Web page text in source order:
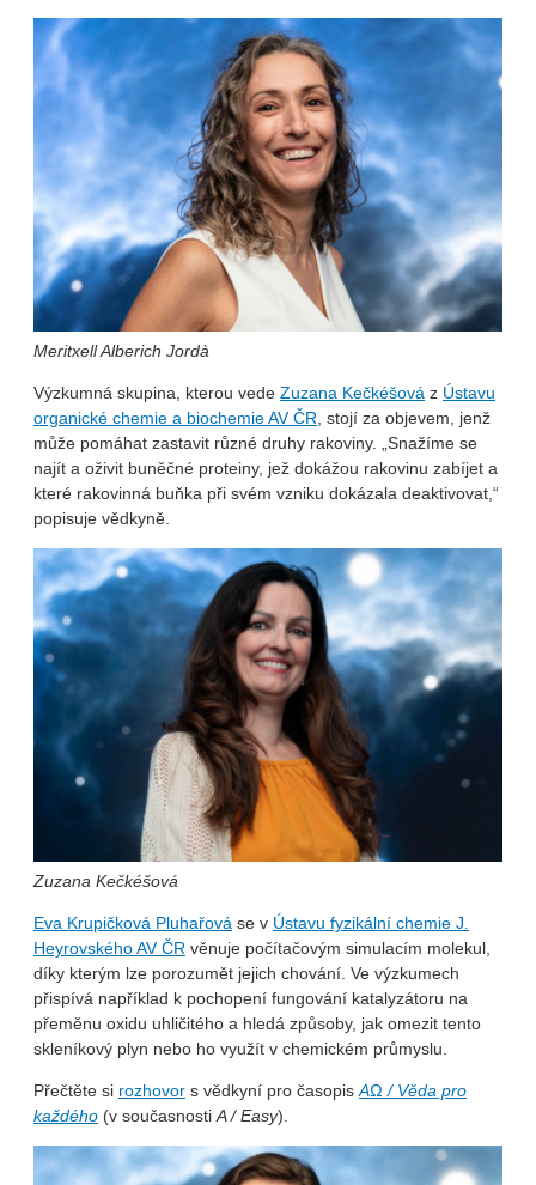
Meritxell Alberich Jordà
Výzkumná skupina, kterou vede Zuzana Kečkéšová z Ústavu
organické chemie a biochemie AV ČR , stojí za objevem, jenž
může pomáhat zastavit různé druhy rakoviny. „Snažíme se
najít a oživit buněčné proteiny, jež dokážou rakovinu zabíjet a
které rakovinná buňka při svém vzniku dokázala deaktivovat,“
popisuje vědkyně.
Zuzana Kečkéšová
Eva Krupičková Pluhařová se v Ústavu fyzikální chemie J.
Heyrovského AV ČR věnuje počítačovým simulacím molekul,
díky kterým lze porozumět jejich chování. Ve výzkumech
přispívá například k pochopení fungování katalyzátoru na
přeměnu oxidu uhličitého a hledá způsoby, jak omezit tento
skleníkový plyn nebo ho využít v chemickém průmyslu.
Přečtěte si rozhovor s vědkyní pro časopis AΩ / Věda pro
každého (v současnosti A / Easy).